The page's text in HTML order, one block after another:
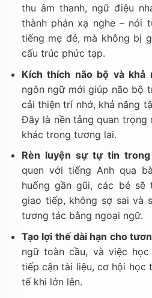
thu âm thanh, ngữ điệu
thành phản xạ nghe – nói
tiếng mẹ đẻ, mà không bị
cấu trúc phức tạp.
Kích thích não bộ và khả
ngôn ngữ mới giúp não bộ
cải thiện trí nhớ, khả năng
Đây là nền tảng quan trọng
khác trong tương lai.
Rèn luyện sự tự tin
quen với tiếng Anh qua
huống gần gũi, các bé
giao tiếp, không sợ sai và
tương tác bằng ngoại ngữ.
Tạo lợi thế dài hạn cho
ngữ toàn cầu, và việc
tiếp cận tài liệu, cơ hội học
tế khi lớn lên.